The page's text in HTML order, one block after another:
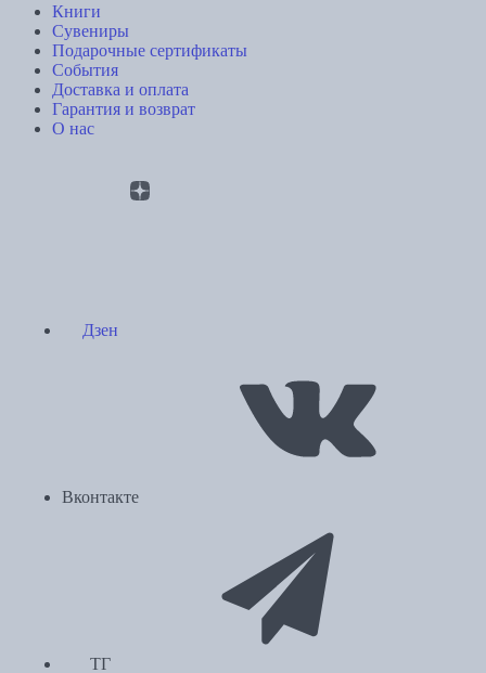
Книги
Сувениры
Подарочные сертификаты
События
Доставка и оплата
Гарантия и возврат
О нас
Дзен
Вконтакте
ТГ